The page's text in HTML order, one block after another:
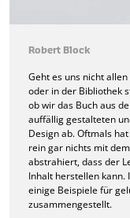
Robert Block
Geht es uns nicht
oder in der Bibliothek
ob wir das Buch aus
auffällig gestalteten
Design ab. Oftmals
rein gar nichts mit
abstrahiert, dass der
Inhalt herstellen kann.
einige Beispiele für
zusammengestellt.